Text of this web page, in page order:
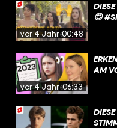
vor 4 Jahren00:48
😍
vor 4 Jahren06:33
AM